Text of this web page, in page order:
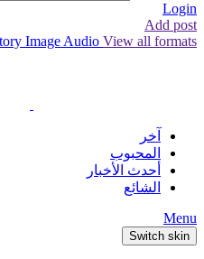
Login
Add post
Image Audio View all formats
آخر
المحبوب
أحدث الأخبار
الشائع
Menu
Switch skin